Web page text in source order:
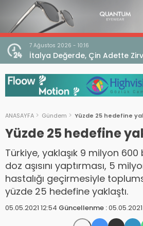
7 Ağustos 2026 - 10:16
İtalya Değerde, Çin Adette
Devam Ediyor
ANASAYFA Gündem Yüzde 25 hedefine
Yüzde 25 hedefine
Türkiye, yaklaşık 9 milyon 600
doz aşısını yaptırması, 5
hastalığı geçirmesiyle
yüzde 25 hedefine yaklaştı.
05.05.2021 12:54 Güncellenme :